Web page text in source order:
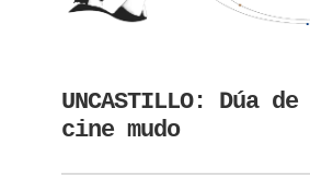
UNCASTILLO: Dúa
cine mudo